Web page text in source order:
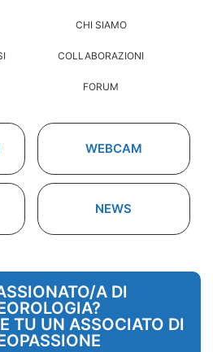
CHI SIAMO
COLLABORAZIONI
FORUM
WEBCAM
NEWS
A DI
TU UN ASSOCIATO DI